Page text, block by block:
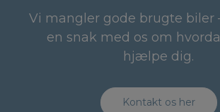
Vi mangler gode brugte biler
en snak med os om
hjælpe dig.
Kontakt os her